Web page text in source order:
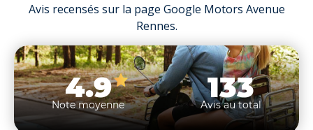
Avis recensés sur la page Google Motors Avenue
Rennes.
4.9
Note moyenne
133
Avis au total